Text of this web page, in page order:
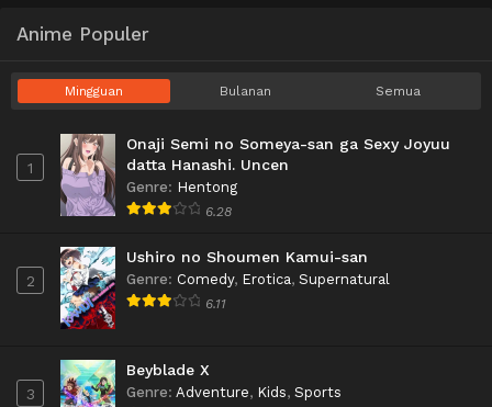
Anime Populer
Mingguan Bulanan Semua
1
Onaji Semi no Someya-san ga Sexy Joyuu
datta Hanashi. Uncen
Genre: Hentong
6.28
2
Ushiro no Shoumen Kamui-san
Genre: Comedy, Erotica, Supernatural
6.11
3
Beyblade X
Genre: Adventure, Kids, Sports